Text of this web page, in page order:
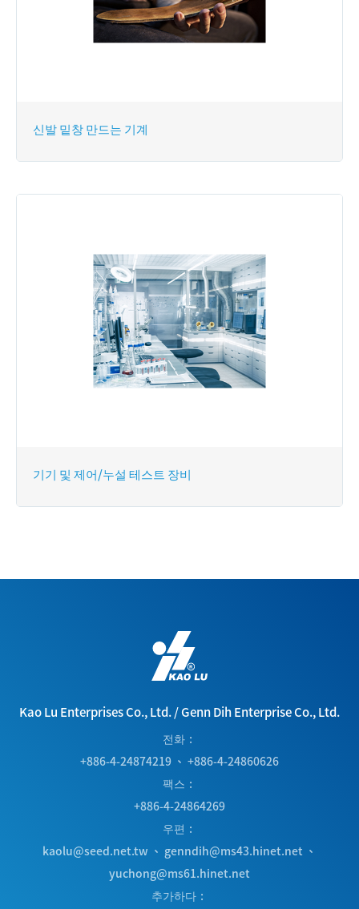
신발 밑창 만드는 기계
기기 및 제어/누설 테스트 장비
Kao Lu Enterprises Co., Ltd./Genn Dih Enterprise Co., Ltd.
전화
+886-4-24874219 、 +886-4-24860626
팩스
+886-4-24864269
우편
kaolu@seed.net.tw 、 genndih@ms43.hinet.net 、
yuchong@ms61.hinet.net
추가하다